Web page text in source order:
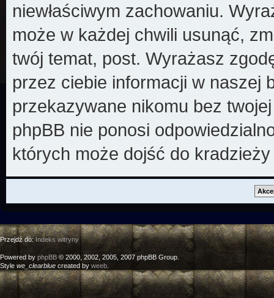
niewłaściwym zachowaniu.
może w każdej chwili usunąć,
twój temat, post. Wyrażasz
przez ciebie informacji w naszej
przekazywane nikomu bez
phpBB nie ponosi
których może dojść do
Przejdź do: Indeks witryny
Powered by phpBB © 2000, 2002, 2005, 2007 phpBB Group.
Style we_clearblue created by weeb